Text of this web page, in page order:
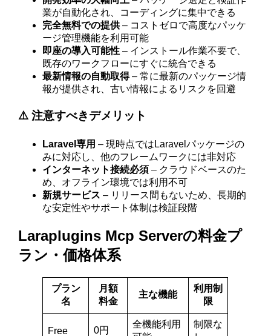
業が自動化され、コーディングに集中できる
完全無料での提供– コストゼロで高度なパッケ
ージ管理機能を利用可能
即座の導入可能性 – インストール作業不要で、
既存のワークフローにすぐに統合できる
最新情報の自動取得– 常に最新のパッケージ情
報が提供され、古い情報によるリスクを回避
⚠️ 注意すべきデメリット
Laravel専用 – 現時点ではLaravelパッケージの
みに対応し、他のフレームワークには非対応
インターネット接続必須 – クラウドベースのた
め、オフライン環境では利用不可
新規サービス – リリース間もないため、長期的
な安定性やサポート体制は検証段階
Laraplugins Mcp Serverの料金プ
ラン・価格体系
プラン
名
月額
料金
主な機能
利用制
限
Free 0円
全機能利用
制限な